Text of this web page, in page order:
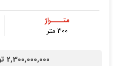
متــــراژ
۳۰۰ متر
2,300,000,000 تومان /